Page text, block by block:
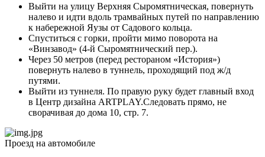
Выйти на улицу Верхняя Сыромятническая, повернуть
налево и идти вдоль трамвайных путей по направлению
к набережной Яузы от Садового кольца.
Спуститься с горки, пройти мимо поворота на
«Винзавод» (4-й Сыромятнический пер.).
Через 50 метров (перед рестораном «История»)
повернуть налево в туннель, проходящий под ж/д
путями.
Выйти из туннеля. По правую руку будет главный вход
в Центр дизайна ARTPLAY.Следовать прямо, не
сворачивая до дома 10, стр. 7.
Проезд на автомобиле